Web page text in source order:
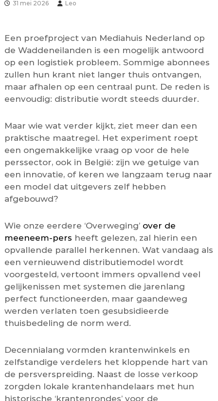
31 mei 2026 Leo
Een proefproject van Mediahuis Nederland op
de Waddeneilanden is een mogelijk antwoord
op een logistiek probleem. Sommige abonnees
zullen hun krant niet langer thuis ontvangen,
maar afhalen op een centraal punt. De reden is
eenvoudig: distributie wordt steeds duurder.
Maar wie wat verder kijkt, ziet meer dan een
praktische maatregel. Het experiment roept
een ongemakkelijke vraag op voor de hele
perssector, ook in België: zijn we getuige van
een innovatie, of keren we langzaam terug naar
een model dat uitgevers zelf hebben
afgebouwd?
Wie onze eerdere ‘Overweging’ over de
meeneem-pers heeft gelezen, zal hierin een
opvallende parallel herkennen. Wat vandaag als
een vernieuwend distributiemodel wordt
voorgesteld, vertoont immers opvallend veel
gelijkenissen met systemen die jarenlang
perfect functioneerden, maar gaandeweg
werden verlaten toen gesubsidieerde
thuisbedeling de norm werd.
Decennialang vormden krantenwinkels en
zelfstandige verdelers het kloppende hart van
de persverspreiding. Naast de losse verkoop
zorgden lokale krantenhandelaars met hun
historische ‘krantenrondes’ voor de